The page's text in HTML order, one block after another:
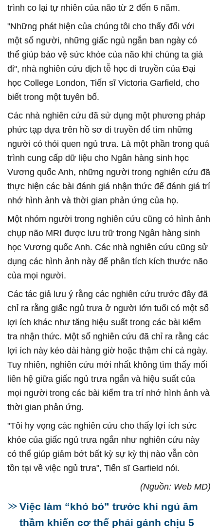
trình co lại tự nhiên của não từ 2 đến 6 năm.
"Những phát hiện của chúng tôi cho thấy đối với
một số người, những giấc ngủ ngắn ban ngày có
thể giúp bảo vệ sức khỏe của não khi chúng ta già
đi", nhà nghiên cứu dịch tễ học di truyền của Đại
học College London, Tiến sĩ Victoria Garfield, cho
biết trong một tuyên bố.
Các nhà nghiên cứu đã sử dụng một phương pháp
phức tạp dựa trên hồ sơ di truyền để tìm những
người có thói quen ngủ trưa. Là một phần trong quá
trình cung cấp dữ liệu cho Ngân hàng sinh học
Vương quốc Anh, những người trong nghiên cứu đã
thực hiện các bài đánh giá nhận thức để đánh giá trí
nhớ hình ảnh và thời gian phản ứng của họ.
Một nhóm người trong nghiên cứu cũng có hình ảnh
chụp não MRI được lưu trữ trong Ngân hàng sinh
học Vương quốc Anh. Các nhà nghiên cứu cũng sử
dụng các hình ảnh này để phân tích kích thước não
của mọi người.
Các tác giả lưu ý rằng các nghiên cứu trước đây đã
chỉ ra rằng giấc ngủ trưa ở người lớn tuổi có một số
lợi ích khác như tăng hiệu suất trong các bài kiểm
tra nhận thức. Một số nghiên cứu đã chỉ ra rằng các
lợi ích này kéo dài hàng giờ hoặc thậm chí cả ngày.
Tuy nhiên, nghiên cứu mới nhất không tìm thấy mối
liên hệ giữa giấc ngủ trưa ngắn và hiệu suất của
mọi người trong các bài kiểm tra trí nhớ hình ảnh và
thời gian phản ứng.
"Tôi hy vọng các nghiên cứu cho thấy lợi ích sức
khỏe của giấc ngủ trưa ngắn như nghiên cứu này
có thể giúp giảm bớt bất kỳ sự kỳ thị nào vẫn còn
tồn tại về việc ngủ trưa", Tiến sĩ Garfield nói.
(Nguồn: Web MD)
Việc làm “khó bỏ” trước khi ngủ âm
thầm khiến cơ thể phải gánh chịu 5